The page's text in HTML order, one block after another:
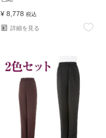
¥ 8,778 税込
詳細を見る